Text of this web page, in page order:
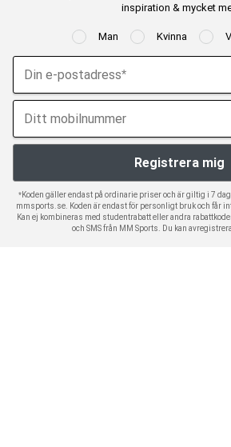
inspiration & mycket
Man Kvinna
*Koden gäller endast på ordinarie priser och är giltig i 7
mmsports.se. Koden är endast för personligt bruk och får
Kan ej kombineras med studentrabatt eller andra
och SMS från MM Sports. Du kan